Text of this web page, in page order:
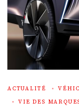
ACTUALITÉ
VIE DES